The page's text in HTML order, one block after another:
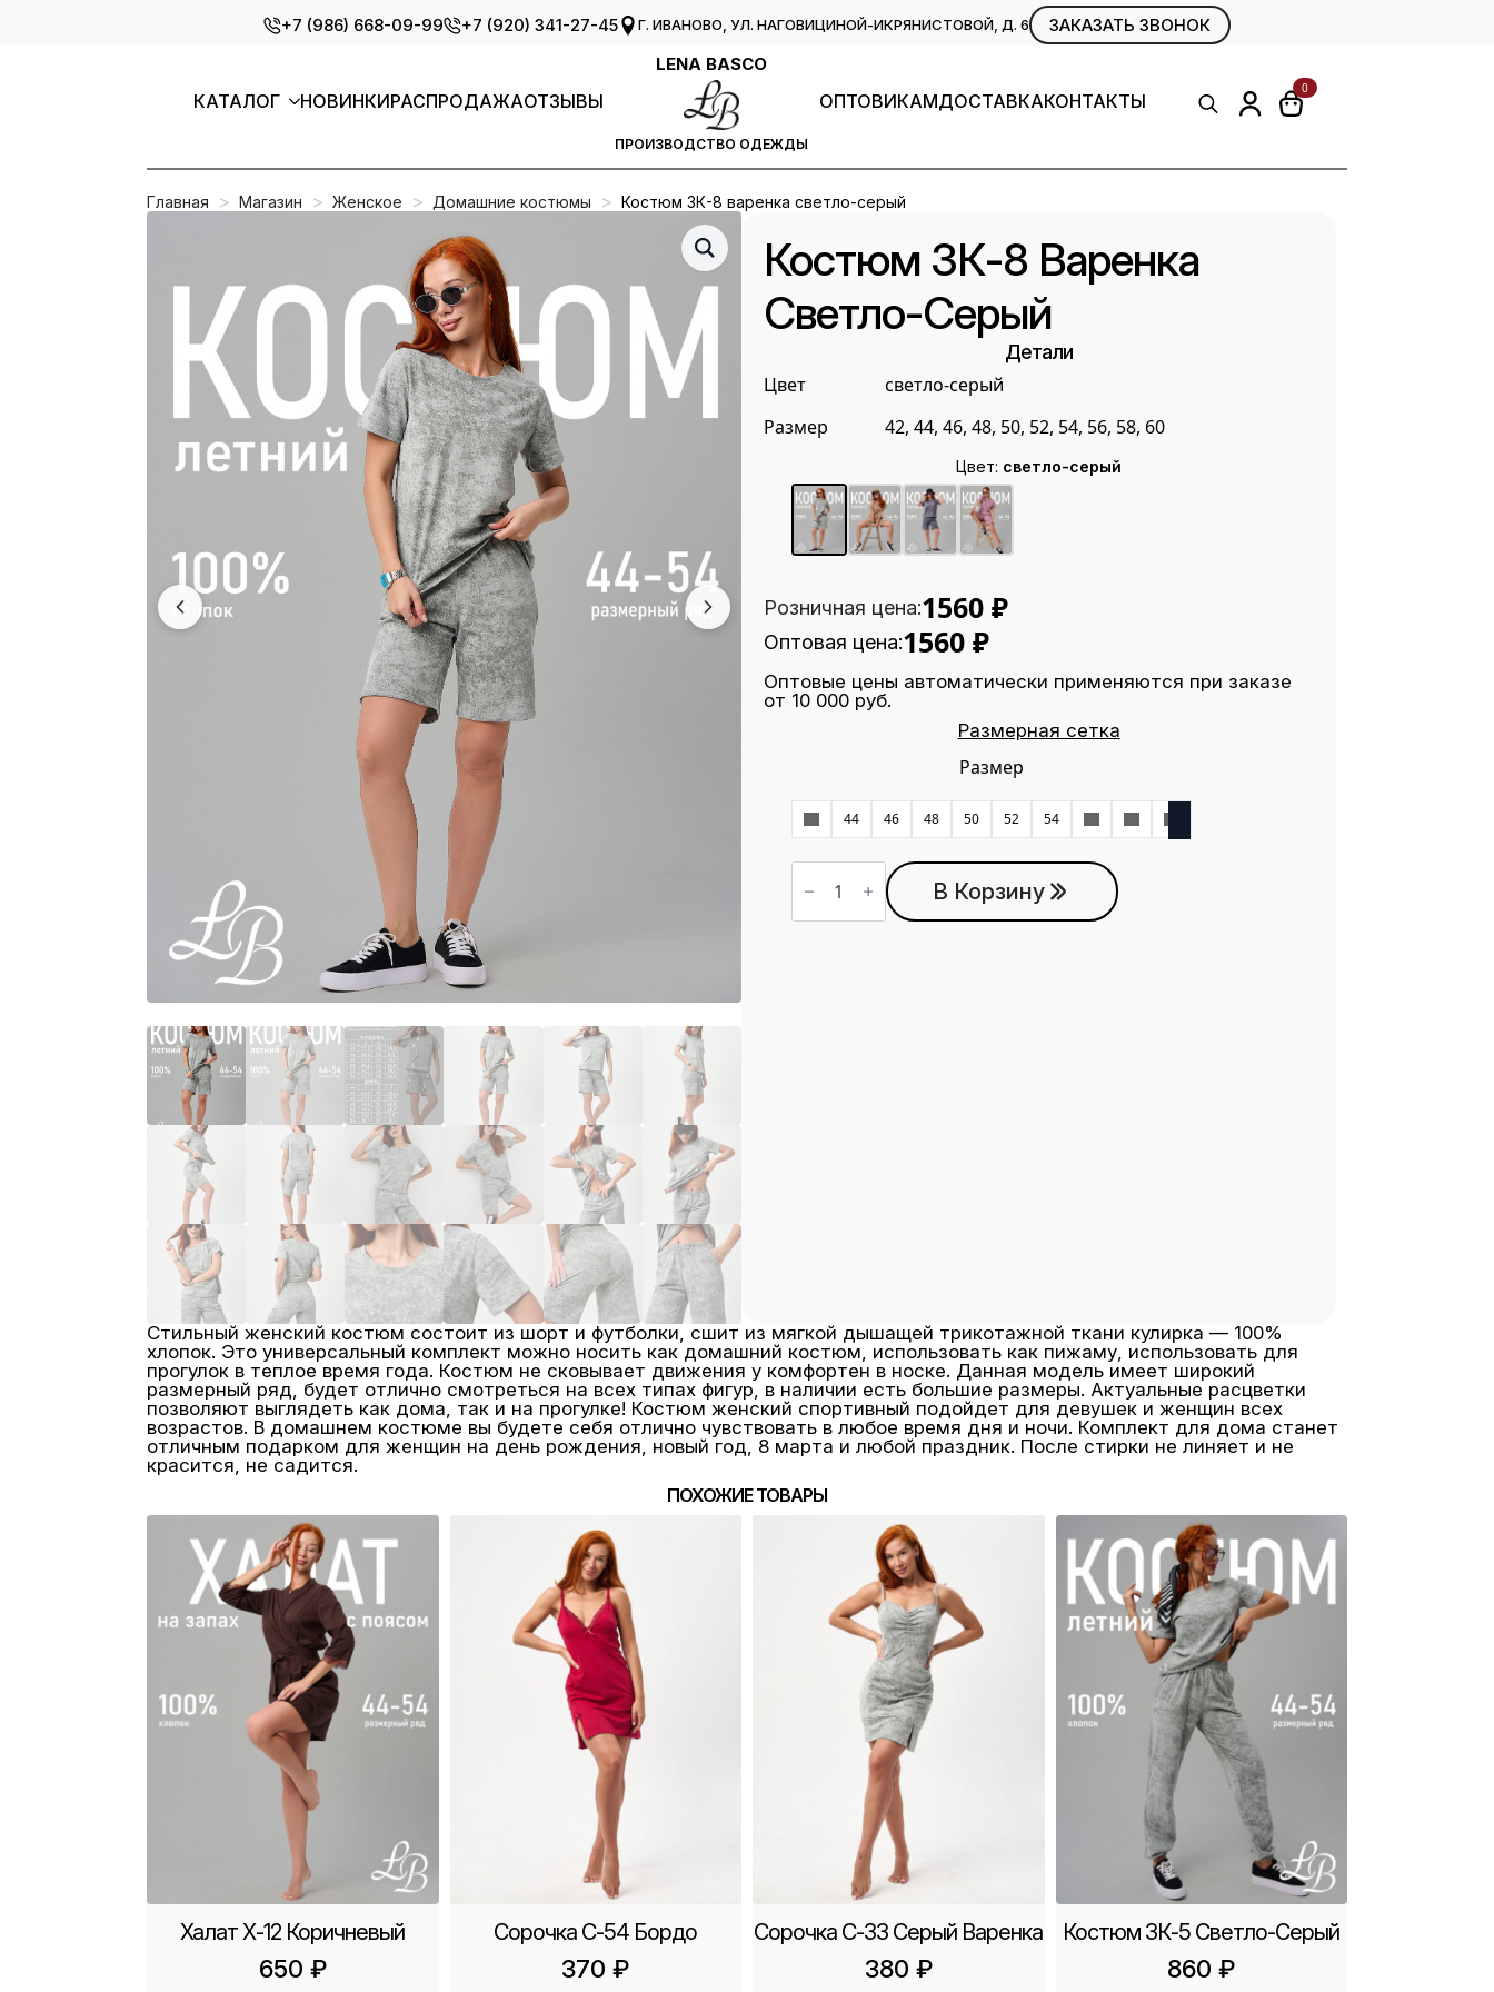
+7 (986) 668-09-99 +7 (920) 341-27-45 Г. ИВАНОВО, УЛ. НАГОВИЦИНОЙ-ИКРЯНИСТОВОЙ, Д. 6 ЗАКАЗАТЬ ЗВОНОК
КАТАЛОГ НОВИНКИРАСПРОДАЖАОТЗЫВЫ
LENA BASCO
ПРОИЗВОДСТВО ОДЕЖДЫ
ОПТОВИКАМДОСТАВКАКОНТАКТЫ
0
Главная Магазин Женское Домашние костюмы Костюм ЗК-8 варенка светло-серый
Костюм ЗК-8 Варенка
Светло-Серый
Детали
Цвет
светло-серый
Размер
42, 44, 46, 48, 50, 52, 54, 56, 58, 60
Цвет: светло-серый
Розничная цена:1560 ₽
Оптовая цена:1560 ₽
Оптовые цены автоматически применяются при заказе
от 10 000 руб.
Размерная сетка
Размер
42 44 46 48 50 52 54 56 58 60
Количество
товара
Костюм
ЗК-8
В Корзину
Стильный женский костюм состоит из шорт и футболки, сшит из мягкой дышащей трикотажной ткани кулирка — 100%
хлопок. Это универсальный комплект можно носить как домашний костюм, использовать как пижаму, использовать для
прогулок в теплое время года. Костюм не сковывает движения у комфортен в носке. Данная модель имеет широкий
размерный ряд, будет отлично смотреться на всех типах фигур, в наличии есть большие размеры. Актуальные расцветки
позволяют выглядеть как дома, так и на прогулке! Костюм женский спортивный подойдет для девушек и женщин всех
возрастов. В домашнем костюме вы будете себя отлично чувствовать в любое время дня и ночи. Комплект для дома станет
отличным подарком для женщин на день рождения, новый год, 8 марта и любой праздник. После стирки не линяет и не
красится, не садится.
ПОХОЖИЕ ТОВАРЫ
Халат Х-12 Коричневый
650 ₽
Сорочка С-54 Бордо
370₽
Сорочка С-33 Серый Варенка
380 ₽
Костюм ЗК-5 Светло-Серый
860₽